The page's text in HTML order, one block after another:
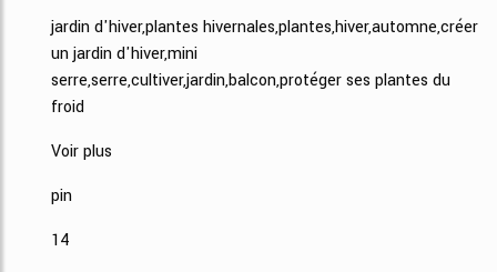
jardin d'hiver,plantes hivernales,plantes,hiver,automne,créer
un jardin d'hiver,mini
serre,serre,cultiver,jardin,balcon,protéger ses plantes du
froid
Voir plus
pin
14